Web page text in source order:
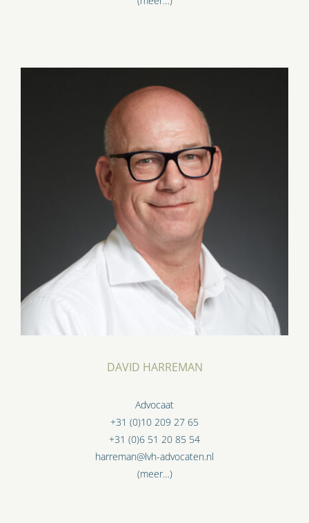
DAVID HARREMAN
Advocaat
+31 (0)10 209 27 65
+31 (0)6 51 20 85 54
harreman@lvh-advocaten.nl
(meer…)